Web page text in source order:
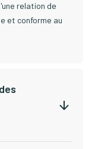
relation de
et conforme au